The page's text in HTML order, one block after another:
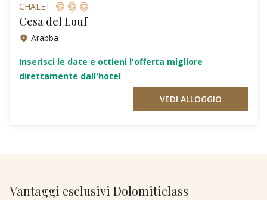
CHALET
Cesa del Louf
Arabba
Inserisci le date e ottieni l'offerta migliore
direttamente dall'hotel
VEDI ALLOGGIO
Vantaggi esclusivi Dolomiticlass